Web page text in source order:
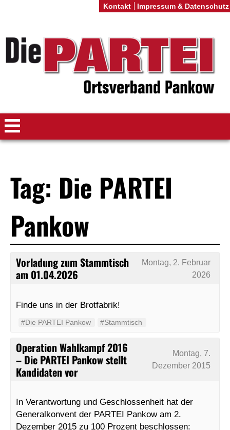
Tag: Die PARTEI
Pankow
Vorladung zum Stammtisch
am 01.04.2026
Montag, 2. Februar
2026
Finde uns in der Brotfabrik!
#Die PARTEI Pankow #Stammtisch
Operation Wahlkampf 2016
– Die PARTEI Pankow stellt
Kandidaten vor
Montag, 7.
Dezember 2015
In Verantwortung und Geschlossenheit hat der
Generalkonvent der PARTEI Pankow am 2.
Dezember 2015 zu 100 Prozent beschlossen:
Kontakt Impressum & Datenschutz